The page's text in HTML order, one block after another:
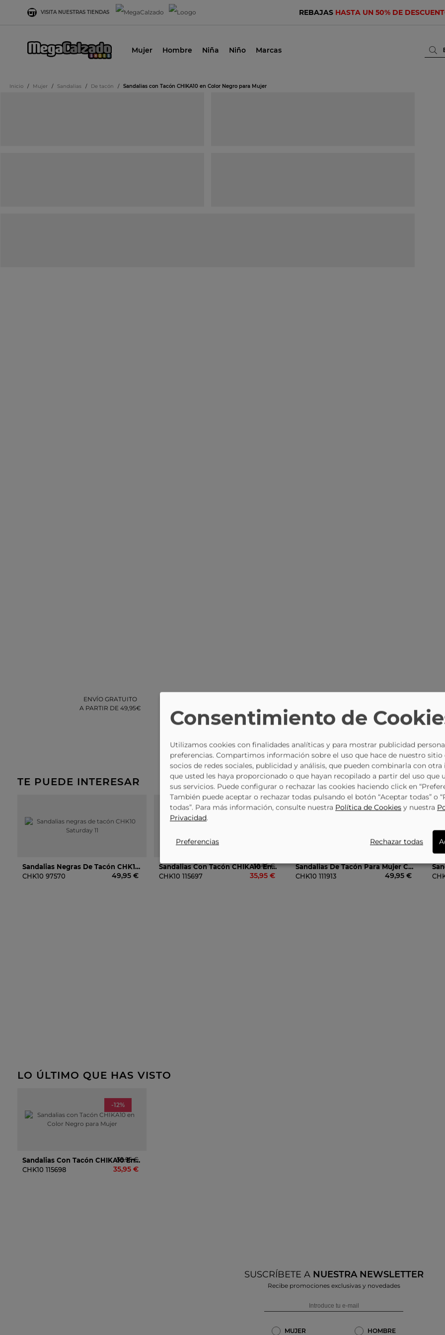
VISITA NUESTRAS TIENDAS REBAJAS HASTA UN 50% DE
Mujer Hombre Niña Niño Marcas
Inicio / Mujer / Sandalias / De tacón / Sandalias con Tacón CHIKA10 en Color Negro para Mujer
ENVÍO GRATUITO
A PARTIR DE 49,95€
EN TIENDA
GRATUITO
TE PUEDE INTERESAR
Sandalias Negras De Tacón CHK10 Saturday 11
CHK10 97570 49,95 €
-12%
Sandalias Con Tacón CHIKA10 En Color Dorado Para Mujer
CHK10 115697 35,95 €
39,95 € Sandalias De Tacón Para Mujer CHK10 Jolie 13 Plata
CHK10 111913 49,95 €
LO ÚLTIMO QUE HAS VISTO
-12%
Sandalias Con Tacón CHIKA10 En Color Negro Para Mujer
CHK10 115698 35,95 €
39,95 €
SUSCRÍBETE A NUESTRA NEWSLETTER
Recibe promociones exclusivas y novedades
MUJER HOMBRE
Consentimiento de
Utilizamos cookies con finalidades analíticas y para mostrar publicidad
preferencias. Compartimos información sobre el uso que hace de nuestro sitio
socios de redes sociales, publicidad y análisis, que pueden combinarla con
que usted les haya proporcionado o que hayan recopilado a partir del uso que
sus servicios. Puede configurar o rechazar las cookies haciendo click en
También puede aceptar o rechazar todas pulsando el botón “Aceptar todas” o
todas”. Para más información, consulte nuestra Política de Cookies y nuestra
Privacidad.
Preferencias Rechazar todas